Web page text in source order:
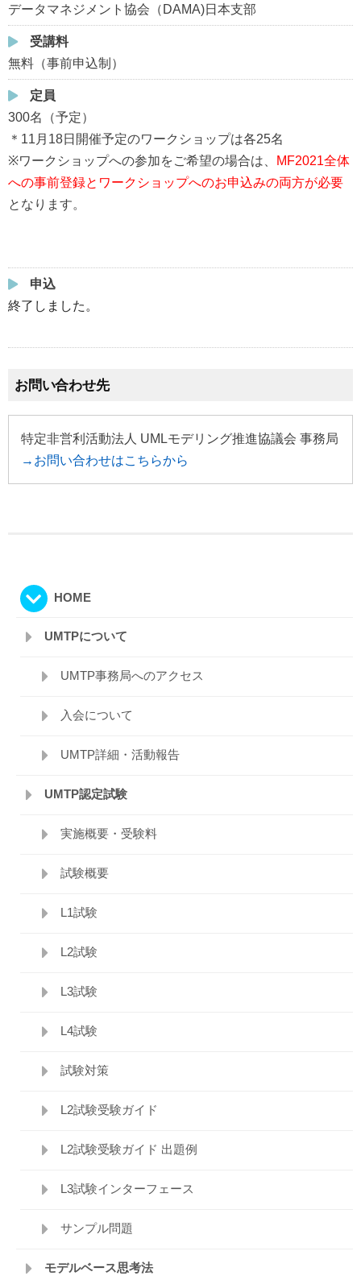
データマネジメント協会（DAMA)日本支部
受講料
無料（事前申込制）
定員
300名（予定）
＊11月18日開催予定のワークショップは各25名
※ワークショップへの参加をご希望の場合は、
MF2021全体
への事前登録とワークショップへのお申込みの両方が必要
となります。
申込
終了しました。
お問い合わせ先
特定非営利活動法人 UMLモデリング推進協議会 事務局
→お問い合わせはこちらから
HOME
UMTPについて
UMTP事務局へのアクセス
入会について
UMTP詳細・活動報告
UMTP認定試験
実施概要・受験料
試験概要
L1試験
L2試験
L3試験
L4試験
試験対策
L2試験受験ガイド
L2試験受験ガイド 出題例
L3試験インターフェース
サンプル問題
モデルベース思考法